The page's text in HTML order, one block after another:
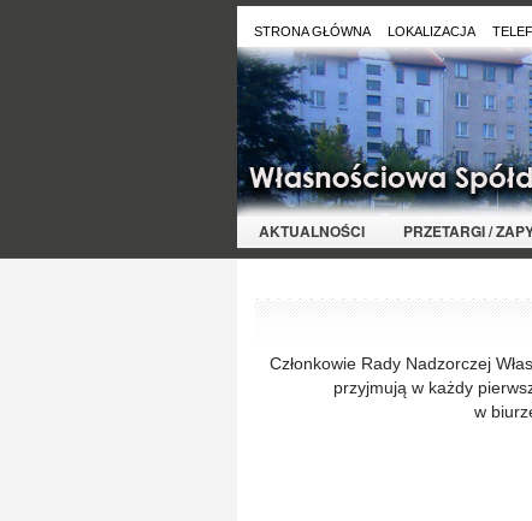
STRONA GŁÓWNA LOKALIZACJA
AKTUALNOŚCI PRZETARGI /
Członkowie Rady Nadzorczej
przyjmują w każdy
w